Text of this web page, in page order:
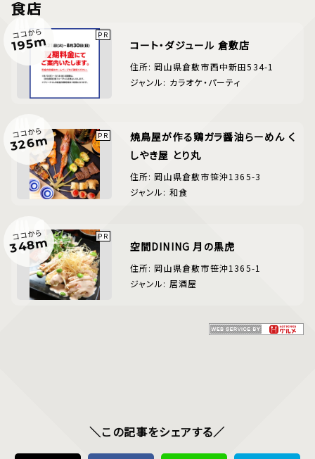
食店
ココから
195m コート・ダジュール 倉敷店
住所: 岡山県倉敷市西中新田534-1
ジャンル: カラオケ・パーティ
ココから
326m
焼鳥屋が作る鶏ガラ醤油らーめん く
しやき屋 とり丸
住所: 岡山県倉敷市笹沖1365-3
ジャンル: 和食
ココから
348m 空間DINING 月の黒虎
住所: 岡山県倉敷市笹沖1365-1
ジャンル: 居酒屋
＼この記事をシェアする／